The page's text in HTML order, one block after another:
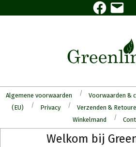
to
Facebook
E-
mail
Algemene voorwaarden Voorwaarden &
(EU)
Privacy Verzenden &
Winkelmand
Welkom bij